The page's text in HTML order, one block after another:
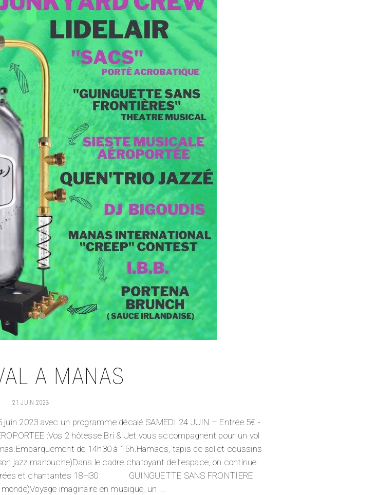
A MANAS
21 JUIN 2023
2023 avec un programme décalé SAMEDI 24 JUIN – Entrée 5€ -
:Vos 2 hôtesse Bri & Jet vous accompagnent pour un vol
de 14h30 à 15h.Hamacs, tapis de sol et coussins
manouche)Dans le cadre chatoyant de l’espace, on continue
et chantantes 18H30 GUINGUETTE SANS FRONTIERE
imaginaire en musique, un